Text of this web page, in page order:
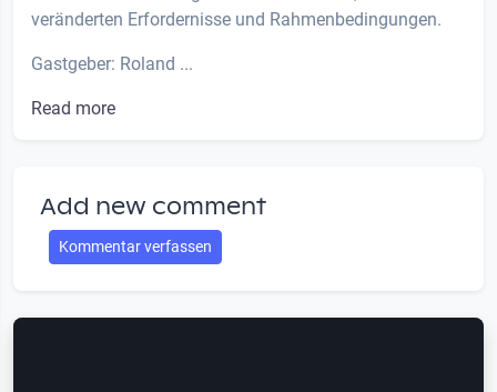
veränderten Erfordernisse und Rahmenbedingungen.
Gastgeber: Roland ...
Read more
Add new comment
Kommentar verfassen